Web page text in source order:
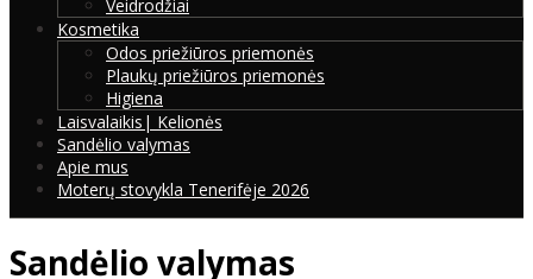
Veidrodžiai
Kosmetika
Odos priežiūros priemonės
Plaukų priežiūros priemonės
Higiena
Laisvalaikis| Kelionės
Sandėlio valymas
Apie mus
Moterų stovykla Tenerifėje 2026
Sandėlio valymas